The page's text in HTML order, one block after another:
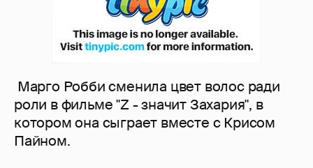
Марго Робби сменила цвет волос ради
роли в фильме "Z - значит Захария", в
котором она сыграет вместе с Крисом
Пайном.